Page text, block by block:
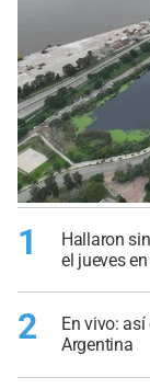
1
Hallaron
el jueves
2
En vivo:
Argentina